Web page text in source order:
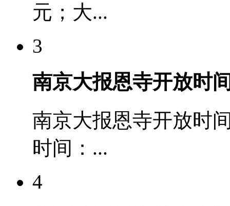
元；大...
3
南京大报恩寺开放时
南京大报恩寺开放时
时间：...
4